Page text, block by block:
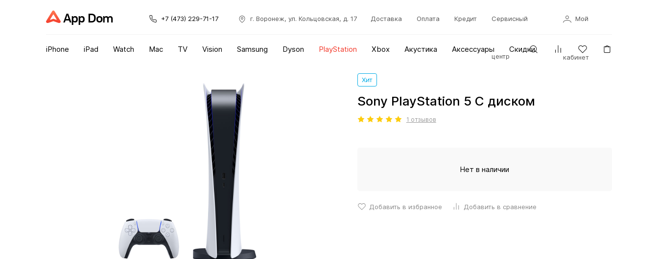
App Dom +7 (473) 229-71-17 г. Воронеж, ул. Кольцовская, д. 17 Доставка Оплата Кредит Сервисный
центр
Мой
кабинет
iPhone iPad Watch Mac TV Vision Samsung Dyson PlayStation Xbox Акустика Аксессуары Скидки
Хит
Sony PlayStation 5 С диском
1 отзывов
Нет в наличии
Добавить в избранное Добавить в сравнение